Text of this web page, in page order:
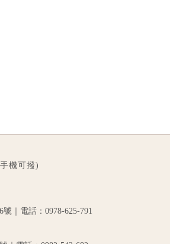
｜電話：0978-625-791